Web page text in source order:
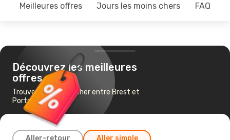
Meilleures offres Jours les moins chers FAQ
Découvrez les meilleures
offres
Trouvez un vol pas cher entre Brest et
Porto
Aller-retour Aller simple